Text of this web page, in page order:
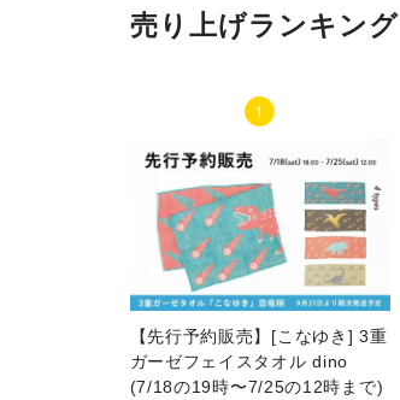
売り上げランキング
【先行予約販売】[こなゆき] 3重
ガーゼフェイスタオル dino
(7/18の19時〜7/25の12時まで)